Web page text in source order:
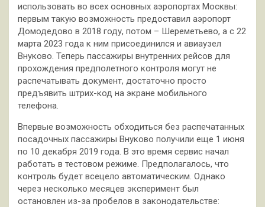
использовать во всех основных аэропортах Москвы:
первым такую возможность предоставил аэропорт
Домодедово в 2018 году, потом – Шереметьево, а с 22
марта 2023 года к ним присоединился и авиаузел
Внуково. Теперь пассажиры внутренних рейсов для
прохождения предполетного контроля могут не
распечатывать документ, достаточно просто
предъявить штрих-код на экране мобильного
телефона.
Впервые возможность обходиться без распечатанных
посадочных пассажиры Внуково получили еще 1 июня
по 10 декабря 2019 года. В это время сервис начал
работать в тестовом режиме. Предполагалось, что
контроль будет всецело автоматическим. Однако
через несколько месяцев эксперимент был
остановлен из-за пробелов в законодательстве: